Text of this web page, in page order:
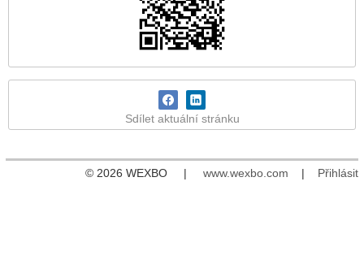
Sdílet aktuální stránku
© 2026 WEXBO | www.wexbo.com | Přihlásit